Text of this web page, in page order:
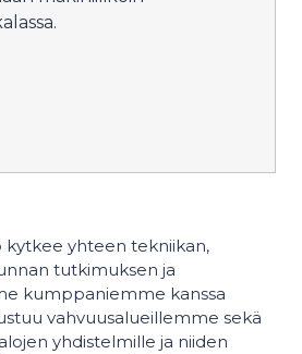
yhteen tekniikan,
tutkimuksen ja
kumppaniemme kanssa
vahvuusalueillemme sekä
yhdistelmille ja niiden